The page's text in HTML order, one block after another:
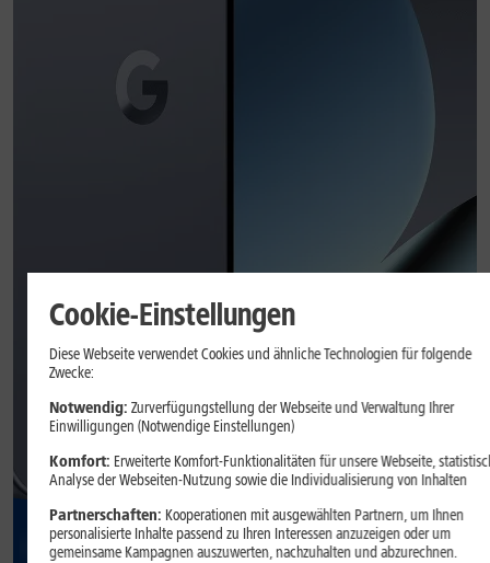
Cookie-Einstellungen
Diese Webseite verwendet Cookies und ähnliche Technologien für folgende
Zwecke:
Notwendig: Zurverfügungstellung der Webseite und Verwaltung Ihrer
Einwilligungen (Notwendige Einstellungen)
Komfort: Erweiterte Komfort-Funktionalitäten für unsere Webseite,
Analyse der Webseiten-Nutzung sowie die Individualisierung von Inhalten
Partnerschaften: Kooperationen mit ausgewählten Partnern, um Ihnen
personalisierte Inhalte passend zu Ihren Interessen anzuzeigen oder um
gemeinsame Kampagnen auszuwerten, nachzuhalten und abzurechnen.